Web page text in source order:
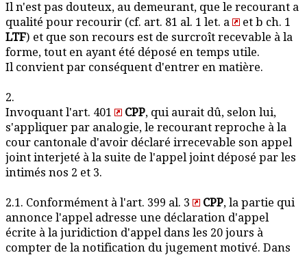
Il n'est pas douteux, au demeurant, que le recourant a
qualité pour recourir (cf. art. 81 al. 1 let. a
et b ch. 1
LTF) et que son recours est de surcroît recevable à la
forme, tout en ayant été déposé en temps utile.
Il convient par conséquent d'entrer en matière.
2.
Invoquant l'art. 401
CPP, qui aurait dû, selon lui,
s'appliquer par analogie, le recourant reproche à la
cour cantonale d'avoir déclaré irrecevable son appel
joint interjeté à la suite de l'appel joint déposé par les
intimés nos 2 et 3.
2.1. Conformément à l'art. 399 al. 3 CPP, la partie qui
annonce l'appel adresse une déclaration d'appel
écrite à la juridiction d'appel dans les 20 jours à
compter de la notification du jugement motivé. Dans